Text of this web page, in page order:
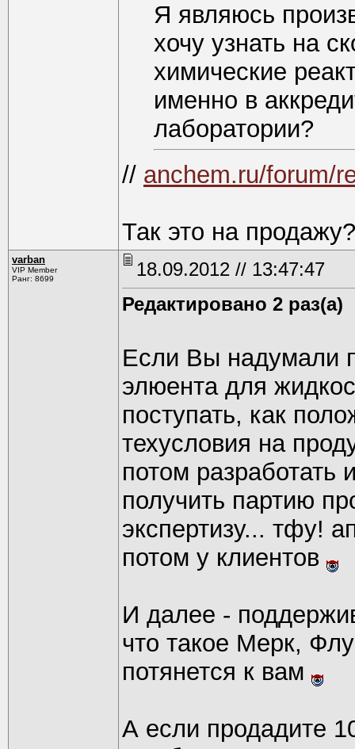
Я являюсь
хочу узнать на
химические
именно в
лаборатории?
// anchem.ru/forum/
Так это на
varban
VIP Member
Ранг: 8699
18.09.2012 // 13:47:47
Редактировано 2 раз(а)
Если Вы надумали
элюента для
поступать, как
техусловия на
потом разработать
получить партию
экспертизу... тфу!
потом у клиентов
И далее -
что такое Мерк,
потянется к вам
А если продадите